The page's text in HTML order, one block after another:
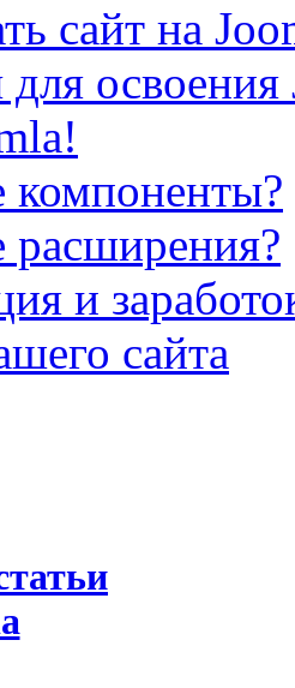
сайт на
освоения
компоненты?
расширения?
и
сайта